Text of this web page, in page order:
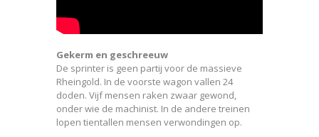
Gekerm en geschreeuw
De sprinter is geen partij voor de massieve
Rheingold. In de voorste wagon vallen 24
doden. Vijf mensen raken zwaar gewond,
onder wie de machinist. In de andere treinen
lopen tientallen mensen verwondingen op.